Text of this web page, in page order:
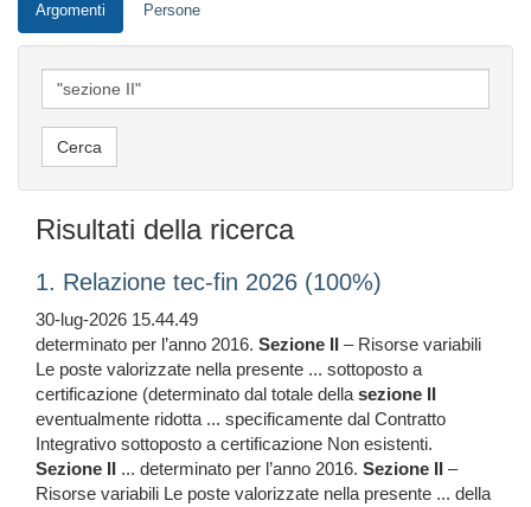
Argomenti Persone
Risultati della ricerca
1. Relazione tec-fin 2026 (100%)
30-lug-2026 15.44.49
determinato per l’anno 2016. Sezione II – Risorse variabili
Le poste valorizzate nella presente ... sottoposto a
certificazione (determinato dal totale dellasezione II
eventualmente ridotta ... specificamente dal Contratto
Integrativo sottoposto a certificazione Non esistenti.
Sezione II ... determinato per l’anno 2016. Sezione II –
Risorse variabili Le poste valorizzate nella presente ... della